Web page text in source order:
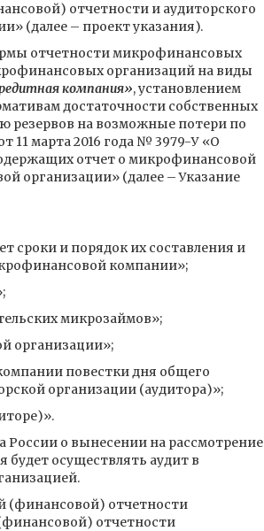
отчетности и аудиторского
(далее – проект указания).
отчетности микрофинансовых
организаций на виды
компания», установлением
достаточности собственных
резервов на возможные потери по
11 марта 2016 года № 3979-У «О
отчет о микрофинансовой
организации» (далее – Указание
сроки и порядок их составления и
компании»;
микрозаймов»;
организации»;
повестки дня общего
организации (аудитора)»;
о вынесении на рассмотрение
будет осуществлять аудит в
(финансовой) отчетности
отчетности